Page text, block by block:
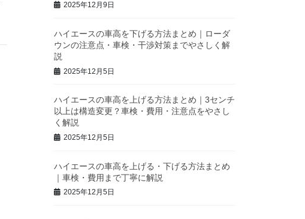
2025年12月9日
ハイエースの車高を下げる方法まとめ｜ローダ
ウンの注意点・車検・干渉対策までやさしく解
説
2025年12月5日
ハイエースの車高を上げる方法まとめ｜3センチ
以上は構造変更？車検・費用・注意点をやさし
く解説
2025年12月5日
ハイエースの車高を上げる・下げる方法まとめ
｜車検・費用まで丁寧に解説
2025年12月5日